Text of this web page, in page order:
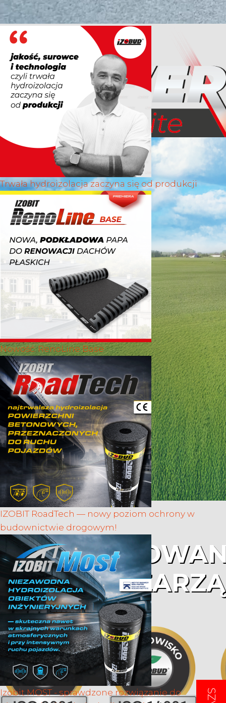
SYSTEM
Trwała hydroizolacja zaczyna się od produkcji
Nowość: RenoLine Base
IZOBIT RoadTech — nowy poziom ochrony w
budownictwie drogowym!
Izobit MOST - sprawdzone rozwiązanie do